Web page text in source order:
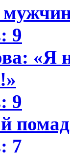
9
«Я
9
7